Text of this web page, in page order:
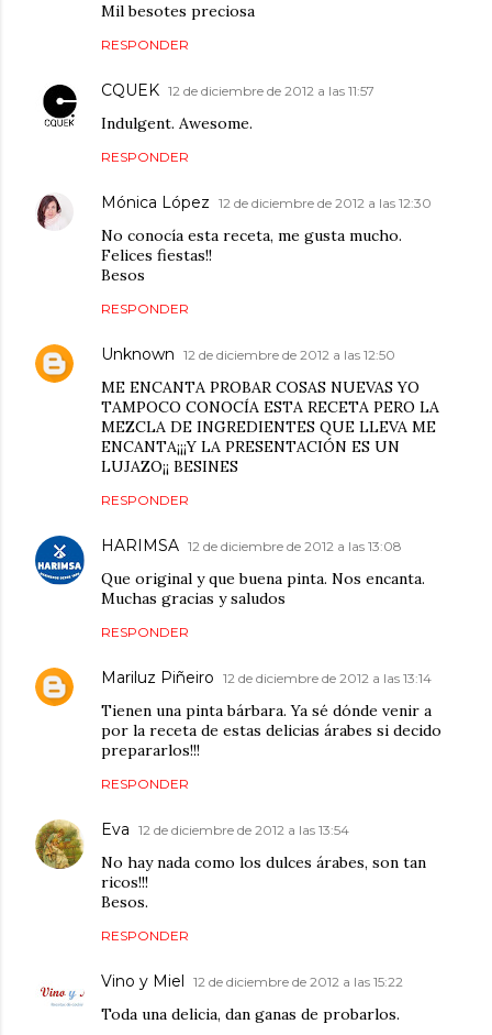
Mil besotes preciosa
RESPONDER
CQUEK 12 de diciembre de 2012 a las 11:57
Indulgent. Awesome.
RESPONDER
Mónica López 12 de diciembre de 2012 a las 12:30
No conocía esta receta, me gusta mucho.
Felices fiestas!!
Besos
RESPONDER
Unknown 12 de diciembre de 2012 a las 12:50
ME ENCANTA PROBAR COSAS NUEVAS YO
TAMPOCO CONOCÍA ESTA RECETA PERO LA
MEZCLA DE INGREDIENTES QUE LLEVA ME
ENCANTA¡¡¡Y LA PRESENTACIÓN ES UN
LUJAZO¡¡ BESINES
RESPONDER
HARIMSA 12 de diciembre de 2012 a las 13:08
Que original y que buena pinta. Nos encanta.
Muchas gracias y saludos
RESPONDER
Mariluz Piñeiro 12 de diciembre de 2012 a las 13:14
Tienen una pinta bárbara. Ya sé dónde venir a
por la receta de estas delicias árabes si decido
prepararlos!!!
RESPONDER
Eva 12 de diciembre de 2012 a las 13:54
No hay nada como los dulces árabes, son tan
ricos!!!
Besos.
RESPONDER
Vino y Miel 12 de diciembre de 2012 a las 15:22
Toda una delicia, dan ganas de probarlos.